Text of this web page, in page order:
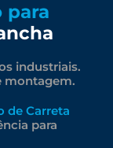
para
industriais.
montagem.
de Carreta
para